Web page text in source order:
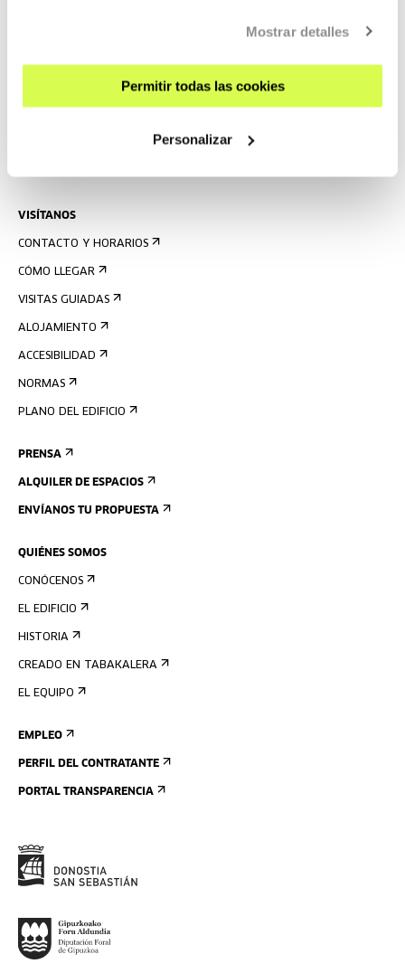
Mostrar detalles
Permitir todas las cookies
Personalizar
VISÍTANOS
CONTACTO Y HORARIOS
CÓMO LLEGAR
VISITAS GUIADAS
ALOJAMIENTO
ACCESIBILIDAD
NORMAS
PLANO DEL EDIFICIO
PRENSA
ALQUILER DE ESPACIOS
ENVÍANOS TU PROPUESTA
QUIÉNES SOMOS
CONÓCENOS
EL EDIFICIO
HISTORIA
CREADO EN TABAKALERA
EL EQUIPO
EMPLEO
PERFIL DEL CONTRATANTE
PORTAL TRANSPARENCIA